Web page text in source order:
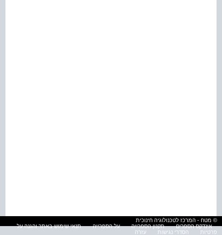
© מטח - המרכז לטכנולוגיה חינוכית
אינדקס הספרים
תקנון הספרייה על הספרייה
תנאי שימוש באתר והגנה על
פרטיות
הסדרי נגישות עזרה